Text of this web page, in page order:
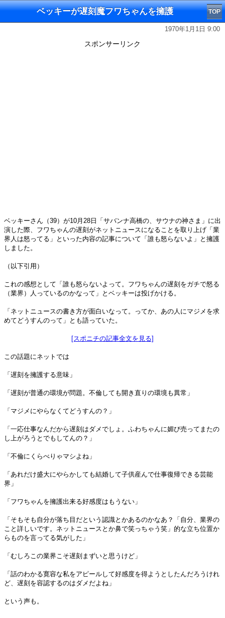
ベッキーが遅刻魔フワちゃんを擁護 TOP
1970年1月1日 9:00
スポンサーリンク
ベッキーさん（39）が10月28日「サバンナ高橋の、サウナの神さま」に出
演した際、フワちゃんの遅刻がネットニュースになることを取り上げ「業
界人は怒ってる」といった内容の記事について「誰も怒らないよ」と擁護
しました。
（以下引用）
これの感想として「誰も怒らないよって。フワちゃんの遅刻をガチで怒る
（業界）人っているのかなって」とベッキーは投げかける。
「ネットニュースの書き方が面白いなって。ってか、あの人にマジメを求
めてどうすんのって」とも語っていた。
[スポニチの記事全文を見る]
この話題にネットでは
「遅刻を擁護する意味」
「遅刻が普通の環境が問題。不倫しても開き直りの環境も異常」
「マジメにやらなくてどうすんの？」
「一応仕事なんだから遅刻はダメでしょ。ふわちゃんに媚び売ってまたの
し上がろうとでもしてんの？」
「不倫にくらべりゃマシよね」
「あれだけ盛大にやらかしても結婚して子供産んで仕事復帰できる芸能
界」
「フワちゃんを擁護出来る好感度はもうない」
「そもそも自分が落ち目だという認識とかあるのかなあ？「自分、業界の
こと詳しいです。ネットニュースとか鼻で笑っちゃう笑」的な立ち位置か
らものを言ってる気がした」
「むしろこの業界こそ遅刻まずいと思うけど」
「話のわかる寛容な私をアピールして好感度を得ようとしたんだろうけれ
ど、遅刻を容認するのはダメだよね」
という声も。